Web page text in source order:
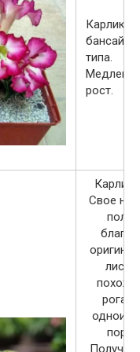
типа.
рост.
Свое
рога